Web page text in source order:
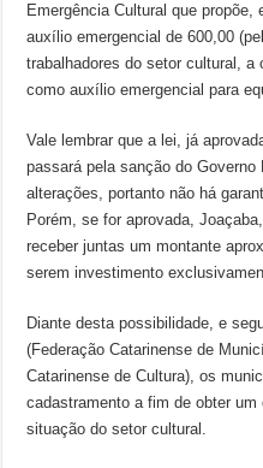
Emergência Cultural que
auxílio emergencial de 600,00
trabalhadores do setor cultural, a
como auxílio emergencial para
Vale lembrar que a lei, já
passará pela sanção do Governo
alterações, portanto não há
Porém, se for aprovada,
receber juntas um montante
serem investimento
Diante desta possibilidade, e
(Federação Catarinense de
Catarinense de Cultura), os
cadastramento a fim de obter
situação do setor cultural.